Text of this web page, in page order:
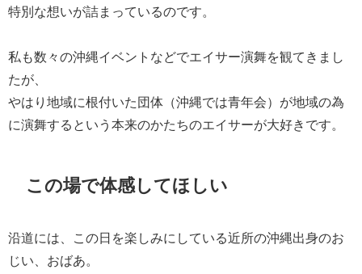
特別な想いが詰まっているのです。
私も数々の沖縄イベントなどでエイサー演舞を観てきまし
たが、
やはり地域に根付いた団体（沖縄では青年会）が地域の為
に演舞するという本来のかたちのエイサーが大好きです。
この場で体感してほしい
沿道には、この日を楽しみにしている近所の沖縄出身のお
じい、おばあ。